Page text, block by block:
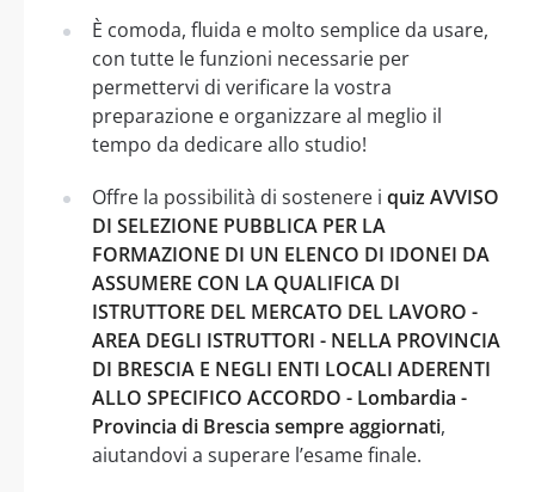
È comoda, fluida e molto semplice da usare,
con tutte le funzioni necessarie per
permettervi di verificare la vostra
preparazione e organizzare al meglio il
tempo da dedicare allo studio!
Offre la possibilità di sostenere i quiz AVVISO
DI SELEZIONE PUBBLICA PER LA
FORMAZIONE DI UN ELENCO DI IDONEI DA
ASSUMERE CON LA QUALIFICA DI
ISTRUTTORE DEL MERCATO DEL LAVORO -
AREA DEGLI ISTRUTTORI - NELLA PROVINCIA
DI BRESCIA E NEGLI ENTI LOCALI ADERENTI
ALLO SPECIFICO ACCORDO - Lombardia -
Provincia di Brescia sempre aggiornati,
aiutandovi a superare l’esame finale.